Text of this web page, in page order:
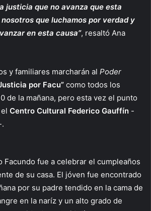
justicia que no avanza que esta
que luchamos por verdad y
en esta causa”, resaltó Ana
y familiares marcharán al Poder
por Facu” como todos los
de la mañana, pero esta vez el punto
Centro Cultural Federico Gauffín -
Facundo fue a celebrar el cumpleaños
de su casa. El jóven fue encontrado
por su padre tendido en la cama de
en la naríz y un alto grado de